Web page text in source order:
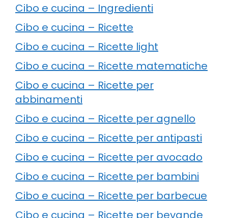
Cibo e cucina – Ingredienti
Cibo e cucina – Ricette
Cibo e cucina – Ricette light
Cibo e cucina – Ricette matematiche
Cibo e cucina – Ricette per
abbinamenti
Cibo e cucina – Ricette per agnello
Cibo e cucina – Ricette per antipasti
Cibo e cucina – Ricette per avocado
Cibo e cucina – Ricette per bambini
Cibo e cucina – Ricette per barbecue
Cibo e cucina – Ricette per bevande